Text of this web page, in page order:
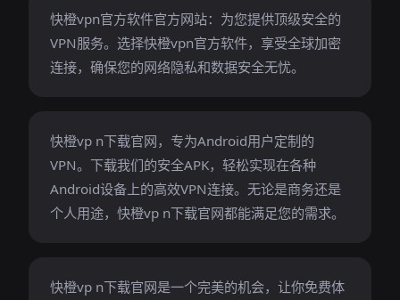
快橙vpn官方软件官方网站：为您提供顶级安全的
VPN服务。选择快橙vpn官方软件，享受全球加密
连接，确保您的网络隐私和数据安全无忧。
快橙vp n下载官网，专为Android用户定制的
VPN。下载我们的安全APK，轻松实现在各种
Android设备上的高效VPN连接。无论是商务还是
个人用途，快橙vp n下载官网都能满足您的需求。
快橙vp n下载官网是一个完美的机会，让你免费体